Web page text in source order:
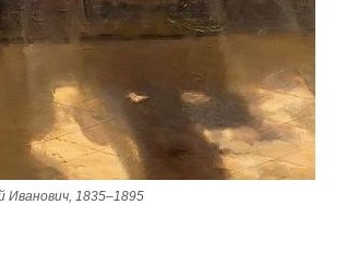
Иванович, 1835–1895
Великомученик Георгий Победоносец.
святого
Роман Котов